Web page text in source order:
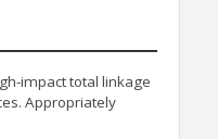
impact total linkage
Appropriately